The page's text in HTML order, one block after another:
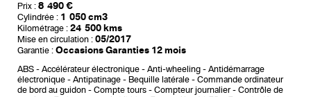
Prix : 8 490 €
Cylindrée : 1 050 cm3
Kilométrage : 24 500 kms
Mise en circulation : 05/2017
Garantie : Occasions Garanties 12 mois
ABS Accélérateur électronique Anti-wheeling
Antidémarrage
électronique
Antipatinage Bequille latérale
Commande ordinateur
de bord au guidon
Compte tours Compteur journalier
Contrôle de